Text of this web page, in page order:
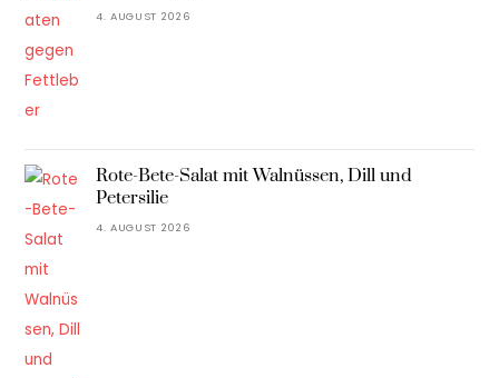
4. AUGUST 2026
Rote-Bete-Salat mit Walnüssen, Dill und
Petersilie
4. AUGUST 2026